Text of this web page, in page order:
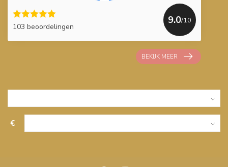
103 beoordelingen
9.0/10
BEKIJK MEER
€